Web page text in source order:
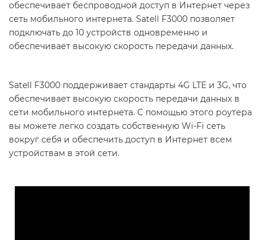
обеспечивает беспроводной доступ в Интернет через
сеть мобильного интернета. Satell F3000 позволяет
подключать до 10 устройств одновременно и
обеспечивает высокую скорость передачи данных.
Satell F3000 поддерживает стандарты 4G LTE и 3G, что
обеспечивает высокую скорость передачи данных в
сети мобильного интернета. С помощью этого роутера
вы можете легко создать собственную Wi-Fi сеть
вокруг себя и обеспечить доступ в Интернет всем
устройствам в этой сети.